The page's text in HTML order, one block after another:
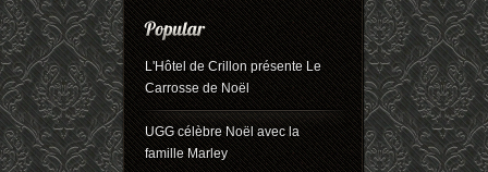
L'Hôtel de Crillon présente Le
Carrosse de Noël
UGG célèbre Noël avec la
famille Marley